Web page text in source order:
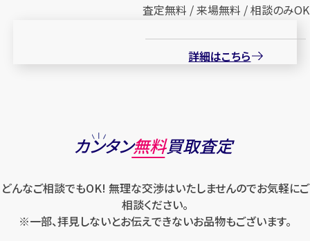
査定無料 / 来場無料 / 相談のみOK
詳細はこちら
カンタン無料買取査定
どんなご相談でもOK! 無理な交渉はいたしませんのでお気軽にご
相談ください。
※一部、拝見しないとお伝えできないお品物もございます。